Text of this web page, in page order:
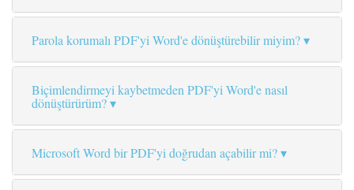
Parola korumalı PDF'yi Word'e dönüştürebilir miyim?
Biçimlendirmeyi kaybetmeden PDF'yi Word'e nasıl
dönüştürürüm?
Microsoft Word bir PDF'yi doğrudan açabilir mi?